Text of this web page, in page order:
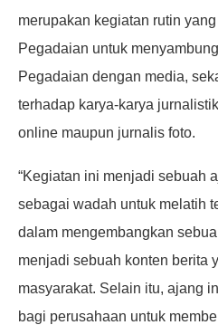
merupakan kegiatan rutin
Pegadaian untuk
Pegadaian dengan media,
terhadap karya-karya
online maupun jurnalis foto.
“Kegiatan ini menjadi sebuah
sebagai wadah untuk melatih
dalam mengembangkan
menjadi sebuah konten berita
masyarakat. Selain itu, ajang
bagi perusahaan untuk